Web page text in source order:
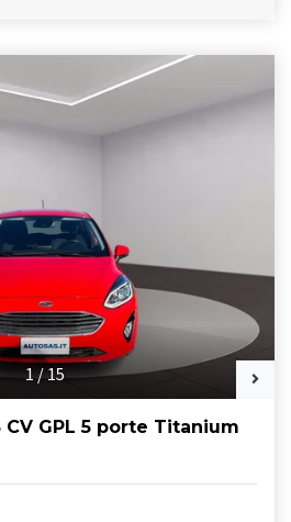
1/15
CV GPL 5 porte Titanium